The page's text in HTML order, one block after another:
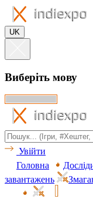
UK
Виберіть мову
Увійти
Головна
завантажень